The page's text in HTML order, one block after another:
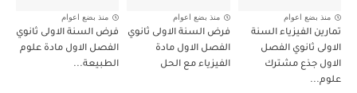
منذ بضع اعوام
تمارين الفيزياء السنة
الاولى ثانوي الفصل
الاول جذع مشترك
علوم...
منذ بضع اعوام
فرض السنة الاولى ثانوي
الفصل الاول مادة
الفيزياء مع الحل
منذ بضع اعوام
فرض السنة الاولى ثانوي
الفصل الاول مادة علوم
الطبيعة...